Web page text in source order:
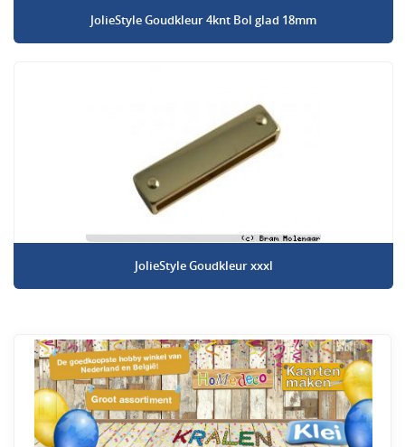
JolieStyle Goudkleur 4knt Bol glad 18mm
JolieStyle Goudkleur xxxl